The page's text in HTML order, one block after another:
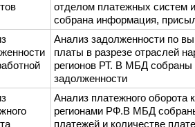
отделом платежных систем
собрана информация,
Анализ задолженности по
платы в разрезе отраслей
регионов РТ. В МБД
задолженности
Анализ платежного оборота
регионами РФ.В МБД
платежей и количестве